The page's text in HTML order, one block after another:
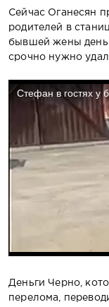
Сейчас Оганесян
родителей в
бывшей жены
срочно нужно
Деньги Черно,
перелома,